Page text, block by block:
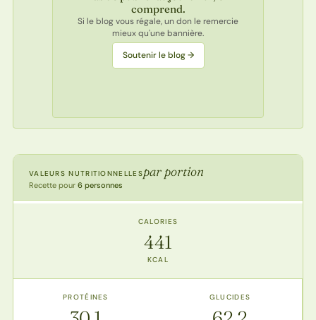
comprend.
Si le blog vous régale, un don le remercie
mieux qu'une bannière.
Soutenir le blog →
VALEURS NUTRITIONNELLESpar portion
Recette pour 6 personnes
CALORIES
441
KCAL
PROTÉINES GLUCIDES